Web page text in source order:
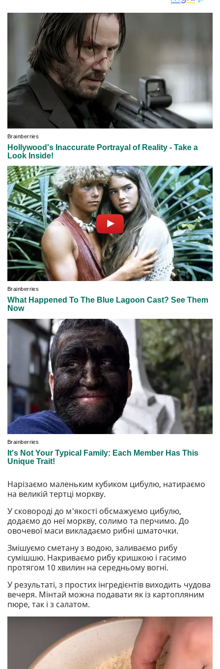
Нарізаємо маленьким кубиком цибулю, натираємо
на великій тертці моркву.
У сковороді до м'якості обсмажуємо цибулю,
додаємо до неї моркву, солимо та перчимо. До
овочевої маси викладаємо рибні шматочки.
Змішуємо сметану з водою, заливаємо рибу
сумішшю. Накриваємо рибу кришкою і гасимо
протягом 10 хвилин на середньому вогні.
У результаті, з простих інгредієнтів виходить чудова
вечеря. Мінтай можна подавати як із картопляним
пюре, так і з салатом.